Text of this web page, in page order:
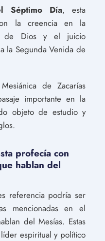
Séptimo Día, esta
la creencia en la
de Dios y el juicio
la Segunda Venida de
de Zacarías
importante en la
objeto de estudio y
profecía con
hablan del
referencia podría ser
mencionadas en el
del Mesías. Estas
espiritual y político